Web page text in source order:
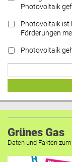
Photovoltaik
Photovoltaik ist
Förderungen
Photovoltaik
Grünes Gas
Daten und Fakten